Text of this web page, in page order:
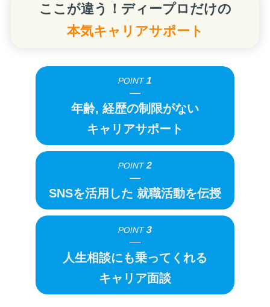
ここが違う！ディープロだけの
本気キャリアサポート
POINT1
年齢, 経歴の制限がない
キャリアサポート
POINT2
SNSを活用した 就職活動を伝授
POINT3
人生相談にも乗ってくれる
キャリア面談